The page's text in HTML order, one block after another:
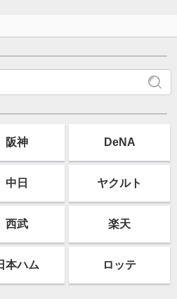
阪神 DeNA
中日 ヤクルト
西武 楽天
本ハム ロッテ